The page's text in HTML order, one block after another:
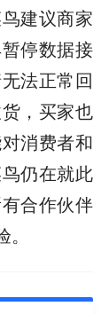
建议商家
停数据接
法正常回
，买家也
消费者和
仍在就此
合作伙伴